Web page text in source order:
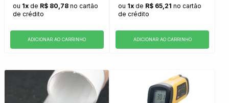
ou 1x de R$ 80,78 no cartão
de crédito
ADICIONAR AO CARRINHO
ou 1x de R$ 65,21 no cartão
de crédito
ADICIONAR AO CARRINHO